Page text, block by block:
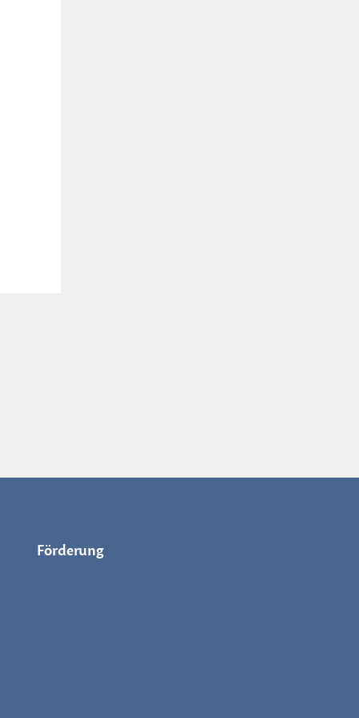
Förderung